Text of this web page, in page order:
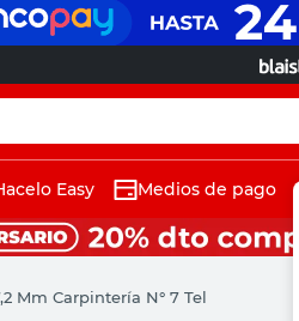
Easy Medios de pago
Mm Carpintería N° 7 Tel